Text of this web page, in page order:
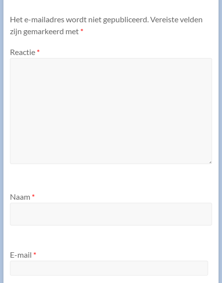
Het e-mailadres wordt niet gepubliceerd.Vereiste velden
zijn gemarkeerd met *
Reactie *
Naam *
E-mail *